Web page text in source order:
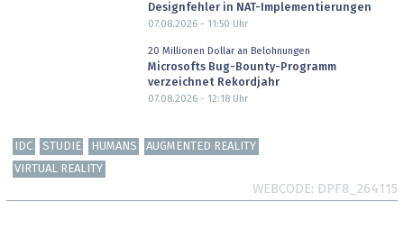
Designfehler in NAT-Implementierungen
07.08.2026 - 11:50 Uhr
20 Millionen Dollar an Belohnungen
Microsofts Bug-Bounty-Programm
verzeichnet Rekordjahr
07.08.2026 - 12:18Uhr
IDC STUDIE HUMANS
AUGMENTED REALITY
VIRTUAL REALITY
WEBCODE DPF8_264115